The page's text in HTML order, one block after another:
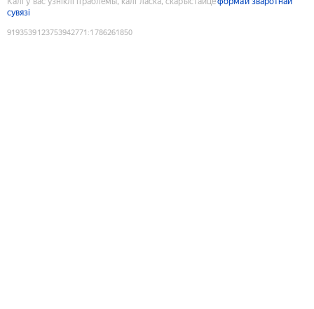
сувязі
9193539123753942771 :1786261850